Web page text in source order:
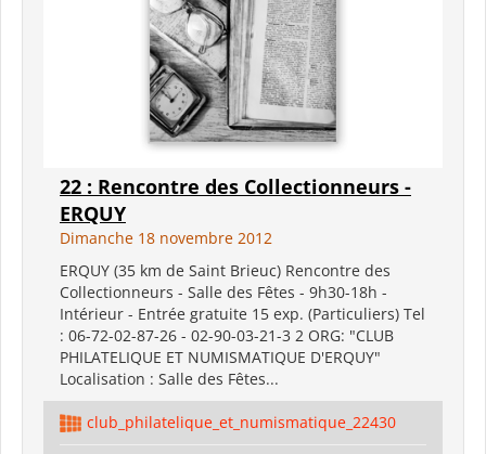
22 : Rencontre des Collectionneurs -
ERQUY
Dimanche 18 novembre 2012
ERQUY (35 km de Saint Brieuc) Rencontre des
Collectionneurs - Salle des Fêtes - 9h30-18h -
Intérieur - Entrée gratuite 15 exp. (Particuliers) Tel
: 06-72-02-87-26 - 02-90-03-21-3 2 ORG: "CLUB
PHILATELIQUE ET NUMISMATIQUE D'ERQUY"
Localisation : Salle des Fêtes...
club_philatelique_et_numismatique_22430